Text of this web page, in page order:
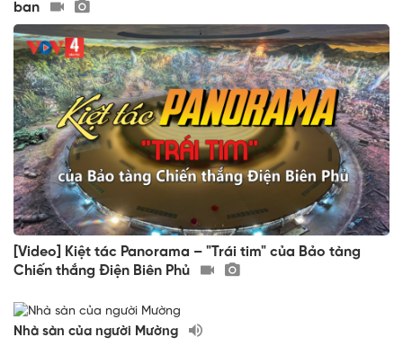
ban
[Video] Kiệt tác Panorama – "Trái tim" của Bảo tàng
Chiến thắng Điện Biên Phủ
Nhà sàn của người Mường